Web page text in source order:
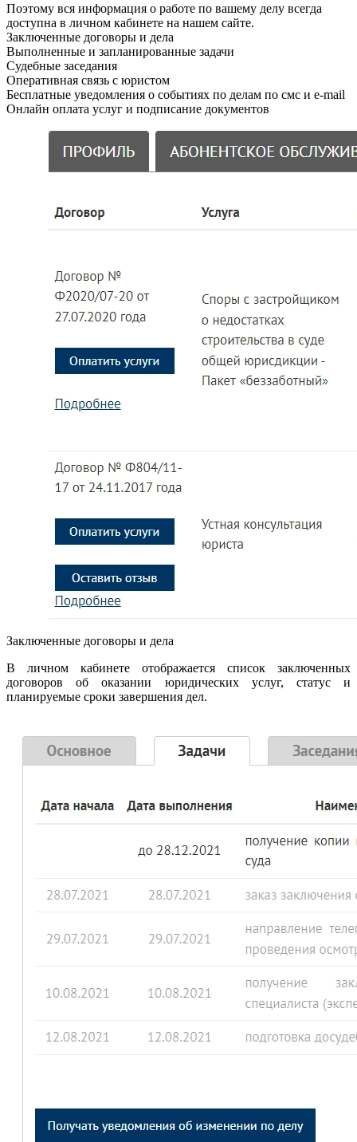
Поэтому вся информация о работе по вашему делу всегда
доступна в личном кабинете на нашем сайте.
Заключенные договоры и дела
Выполненные и запланированные задачи
Судебные заседания
Оперативная связь с юристом
Бесплатные уведомления о событиях по делам по смс и e-mail
Онлайн оплата услуг и подписание документов
Заключенные договоры и дела
В личном кабинете отображается список заключенных
договоров об оказании юридических услуг, статус и
планируемые сроки завершения дел.